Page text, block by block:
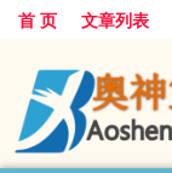
首 页 文章列表